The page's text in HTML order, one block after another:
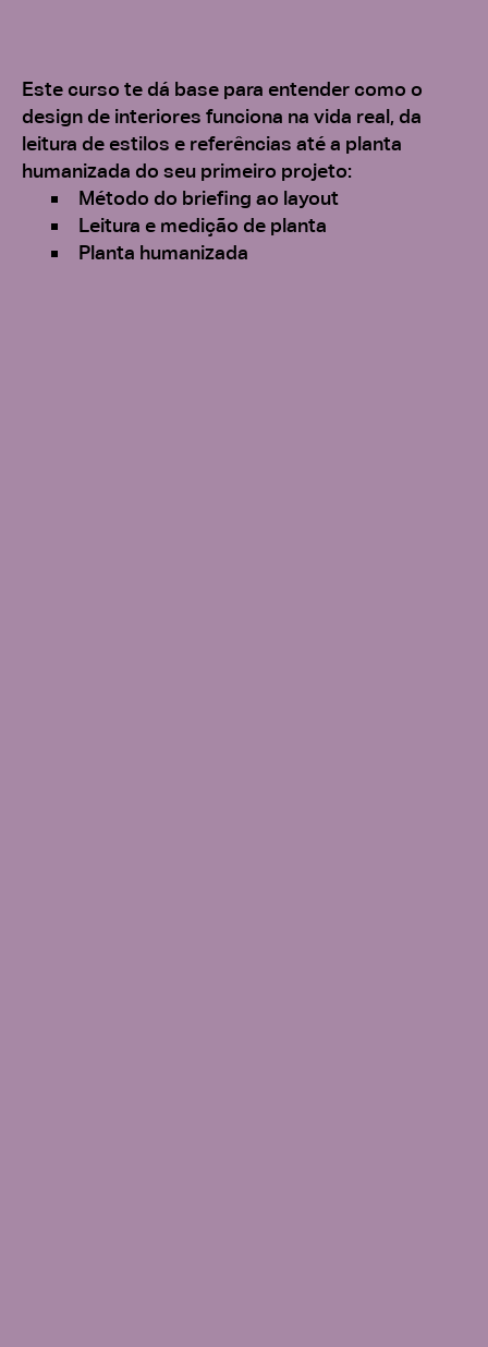
Este curso te dá base para entender como o
design de interiores funciona na vida real, da
leitura de estilos e referências até a planta
humanizada do seu primeiro projeto:
Método do briefing ao layout
Leitura e medição de planta
Planta humanizada